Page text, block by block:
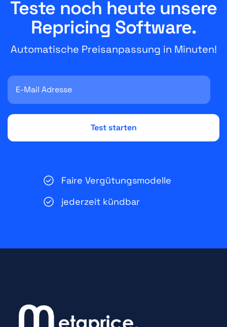
Teste noch heute unsere
Repricing Software.
Automatische Preisanpassung in Minuten!
Faire Vergütungsmodelle
jederzeit kündbar